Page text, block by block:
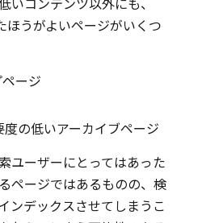
いコンテンツ以外にも、
ほうがよいページがいくつ
ージ
の低いアーカイブページ
ユーザーにとってはあった
ページではあるものの、検
ンデックスさせてしまうこ